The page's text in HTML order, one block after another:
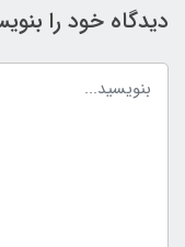
دیدگاه خود را